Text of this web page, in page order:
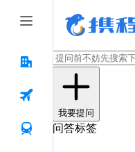
我要提问
问答标签